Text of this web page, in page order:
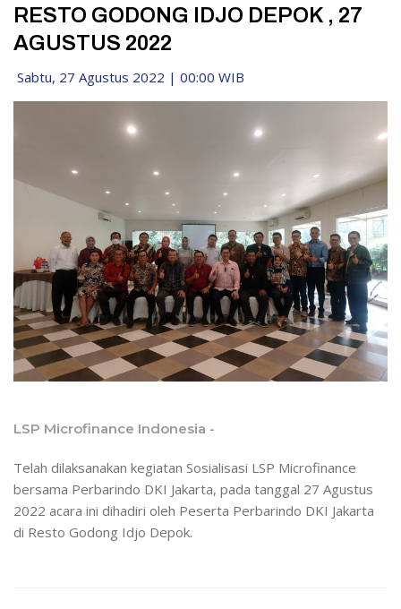
RESTO GODONG IDJO DEPOK , 27
AGUSTUS 2022
Sabtu, 27 Agustus 2022 | 00:00 WIB
LSP Microfinance Indonesia -
Telah dilaksanakan kegiatan Sosialisasi LSP Microfinance
bersama Perbarindo DKI Jakarta, pada tanggal 27 Agustus
2022 acara ini dihadiri oleh Peserta Perbarindo DKI Jakarta
di Resto Godong Idjo Depok.